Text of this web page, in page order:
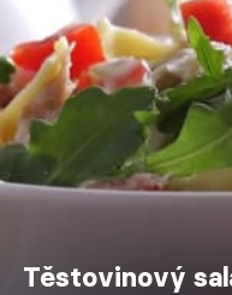
Těstovinový